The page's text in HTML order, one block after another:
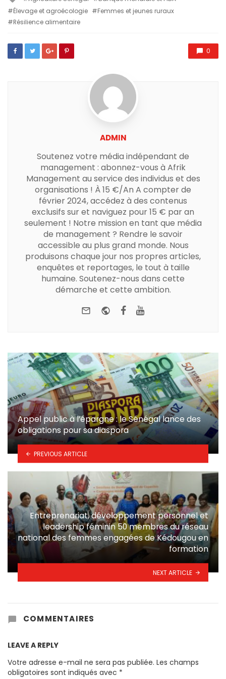
with
Élevage et agroécologie
Femmes et jeunes ruraux
Résilience alimentaire
0
ADMIN
Soutenez votre média indépendant de
management : abonnez-vous à Afrik
Management au service des individus et des
organisations ! À 15 €/An A compter de
février 2024, accédez à des contenus
exclusifs sur et naviguez pour 15 € par an
seulement ! Notre mission en tant que média
de management ? Rendre le savoir
accessible au plus grand monde. Nous
produisons chaque jour nos propres articles,
enquêtes et reportages, le tout à taille
humaine. Soutenez-nous dans cette
démarche et cette ambition.
e-mailWebsiteFacebook
Appel public à l’épargne : le Sénégal lance des
obligations pour sa diaspora
PREVIOUS ARTICLE
Entreprenariat, développement personnel et
leadership féminin 50 membres du réseau
national des femmes engagées de Kédougou en
formation
NEXT ARTICLE
COMMENTAIRES
LEAVE A REPLY
Votre adresse e-mail ne sera pas publiée. Les champs
obligatoires sont indiqués avec *